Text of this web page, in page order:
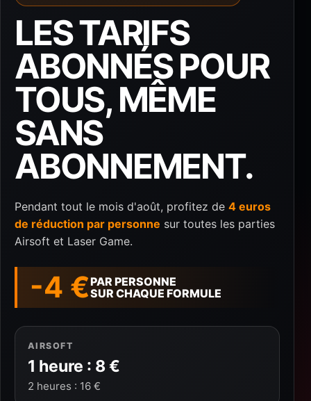
LES TARIFS
ABONNÉS POUR
TOUS, MÊME
SANS
ABONNEMENT.
Pendant tout le mois d'août, profitez de 4 euros
de réduction par personne sur toutes les parties
Airsoft et Laser Game.
-4 €PAR PERSONNE
SUR CHAQUE FORMULE
AIRSOFT
1 heure : 8 €
2 heures : 16 €